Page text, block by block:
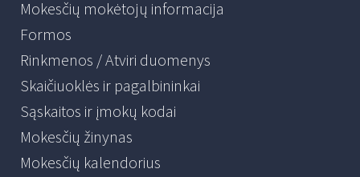
Mokesčių mokėtojų informacija
Formos
Rinkmenos / Atviri duomenys
Skaičiuoklės ir pagalbininkai
Sąskaitos ir įmokų kodai
Mokesčių žinynas
Mokesčių kalendorius